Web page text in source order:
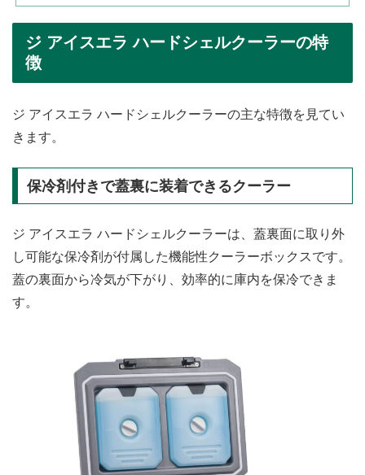
ジ アイスエラ ハードシェルクーラーの特
徴
ジ アイスエラ ハードシェルクーラーの主な特徴を見てい
きます。
保冷剤付きで蓋裏に装着できるクーラー
ジ アイスエラ ハードシェルクーラーは、蓋裏面に取り外
し可能な保冷剤が付属した機能性クーラーボックスです。
蓋の裏面から冷気が下がり、効率的に庫内を保冷できま
す。